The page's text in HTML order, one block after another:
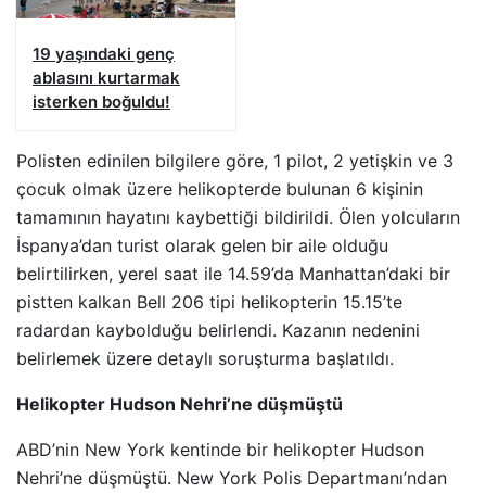
19 yaşındaki genç
ablasını kurtarmak
isterken boğuldu!
Polisten edinilen bilgilere göre, 1 pilot, 2 yetişkin ve 3
çocuk olmak üzere helikopterde bulunan 6 kişinin
tamamının hayatını kaybettiği bildirildi. Ölen yolcuların
İspanya’dan turist olarak gelen bir aile olduğu
belirtilirken, yerel saat ile 14.59’da Manhattan’daki bir
pistten kalkan Bell 206 tipi helikopterin 15.15’te
radardan kaybolduğu belirlendi. Kazanın nedenini
belirlemek üzere detaylı soruşturma başlatıldı.
Helikopter Hudson Nehri’ne düşmüştü
ABD’nin New York kentinde bir helikopter Hudson
Nehri’ne düşmüştü. New York Polis Departmanı’ndan